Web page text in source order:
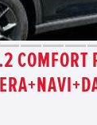
COMFORT